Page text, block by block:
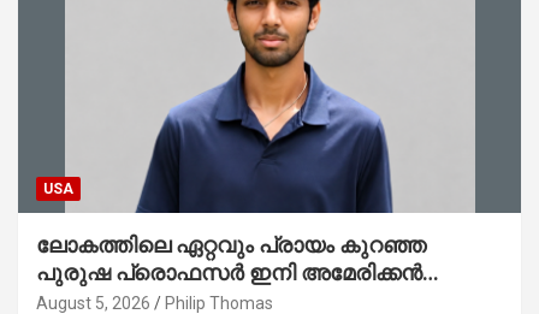
USA
ലോകത്തിലെ ഏറ്റവും പ്രായം കുറഞ്ഞ
പുരുഷ പ്രൊഫസർ ഇനി അമേരിക്കൻ
മലയാളി നേഥൻ തോമസ്
August 5, 2026 Philip Thomas